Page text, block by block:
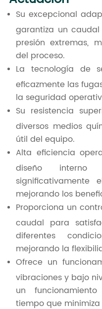
Su excepcional
garantiza un
presión extremas,
del proceso.
La tecnología de
eficazmente las
la seguridad
Su resistencia
diversos medios
útil del equipo.
Alta eficiencia
diseño interno
significativamente
mejorando los
Proporciona un
caudal para
diferentes
mejorando la
Ofrece un
vibraciones y bajo
un
tiempo que